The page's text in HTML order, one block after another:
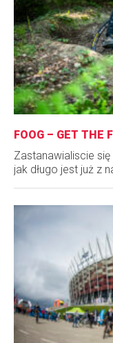
FOOG – GET THE
Zastanawialiscie się
jak długo jest już z